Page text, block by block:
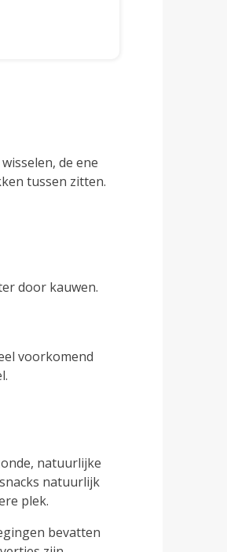
de ene
tussen zitten.
door kauwen.
voorkomend
natuurlijke
natuurlijk
plek.
bevatten